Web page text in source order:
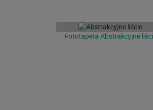
Fototapeta Abstrakcyjne